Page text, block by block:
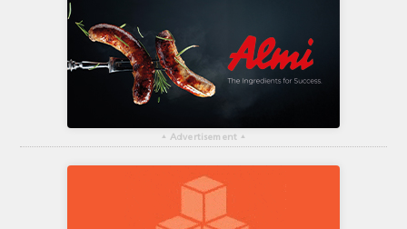
▴ Advertisement ▴